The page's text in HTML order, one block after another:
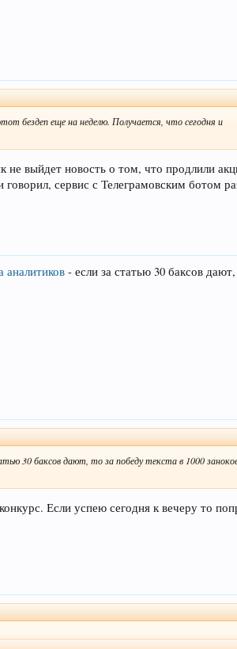
бездеп еще на неделю. Получается, что сегодня и
не выйдет новость о том, что продлили
сервис с Телеграмовским ботом
аналитиков - если за статью 30 баксов
30 баксов дают, то за победу текста в 1000
Если успею сегодня к вечеру то